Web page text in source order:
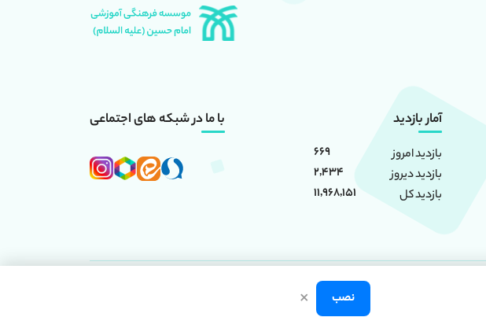
آمار بازدید
بازدید امروز
669
بازدید دیروز
2,434
بازدید کل
11,968,151
با ما در شبکه های اجتماعی
فرهنگی آموزشی امام حسین (علیه السلام)
نصب ×